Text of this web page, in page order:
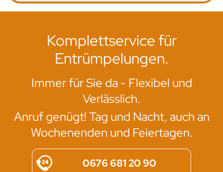
Komplettservice für
Entrümpelungen.
Immer für Sie da - Flexibel und
Verlässlich.
Anruf genügt! Tag und Nacht, auch an
Wochenenden und Feiertagen.
0676 681 20 90